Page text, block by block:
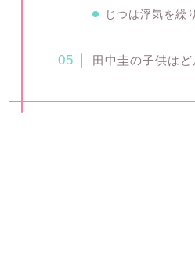
じつは浮気を繰
田中圭の子供はど